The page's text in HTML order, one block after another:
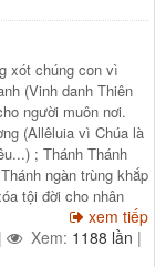
xót chúng con vì
(Vinh danh Thiên
người muôn nơi.
(Allêluia vì Chúa là
; Thánh Thánh
ngàn trùng khắp
tội đời cho nhân
xem tiếp
| Xem: 1188 lần |